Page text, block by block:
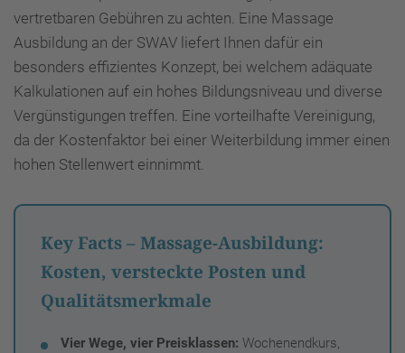
vertretbaren Gebühren zu achten. Eine Massage
Ausbildung an der SWAV liefert Ihnen dafür ein
besonders effizientes Konzept, bei welchem adäquate
Kalkulationen auf ein hohes Bildungsniveau und diverse
Vergünstigungen treffen. Eine vorteilhafte Vereinigung,
da der Kostenfaktor bei einer Weiterbildung immer einen
hohen Stellenwert einnimmt.
Key Facts – Massage-Ausbildung:
Kosten, versteckte Posten und
Qualitätsmerkmale
Vier Wege, vier Preisklassen: Wochenendkurs,